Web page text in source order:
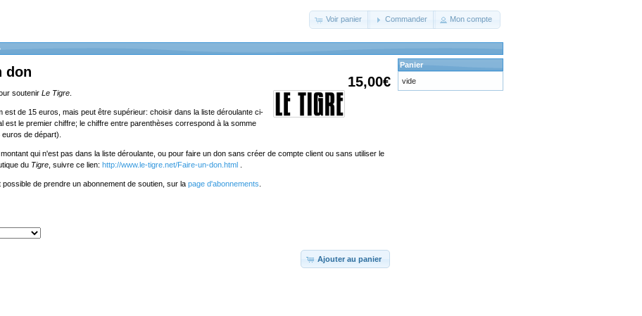
Voir panier Commander Mon compte
15,00€
don
soutenir Le Tigre
est de 15 euros, mais peut être supérieur: choisir dans la liste déroulante ci-
est le premier chiffre; le chiffre entre parenthèses correspond à la somme
de départ).
qui n'est pas dans la liste déroulante, ou pour faire un don sans créer de compte client ou sans utiliser le
du Tigre , suivre ce lien: http://www.le-tigre.net/Faire-un-don.html
possible de prendre un abonnement de soutien, sur la page d'abonnements
Ajouter au panier
Panier
vide